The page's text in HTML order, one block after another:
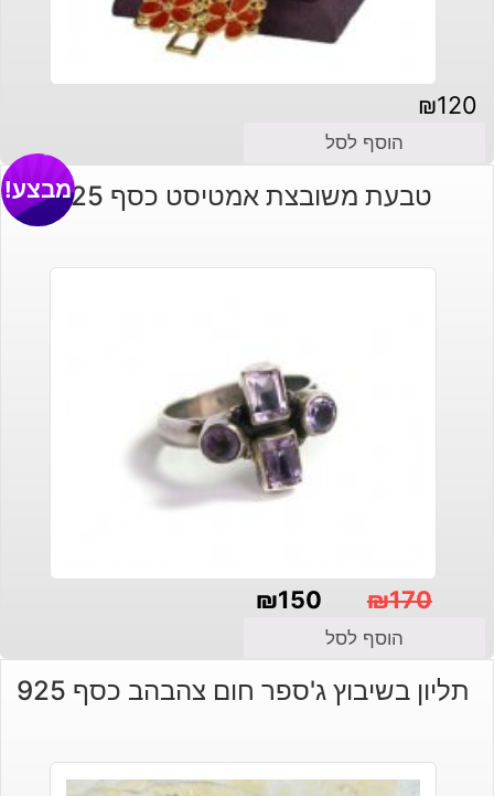
₪120
הוסף לסל
טבעת משובצת אמטיסט כסף 925 מבצע!
₪170
המקורי
היה:
₪150
הנוכחי
הוא:
הוסף לסל
תליון בשיבוץ ג'ספר חום צהבהב כסף 925